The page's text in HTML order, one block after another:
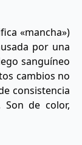
«mancha»)
por una
sanguíneo
cambios no
consistencia
de color,